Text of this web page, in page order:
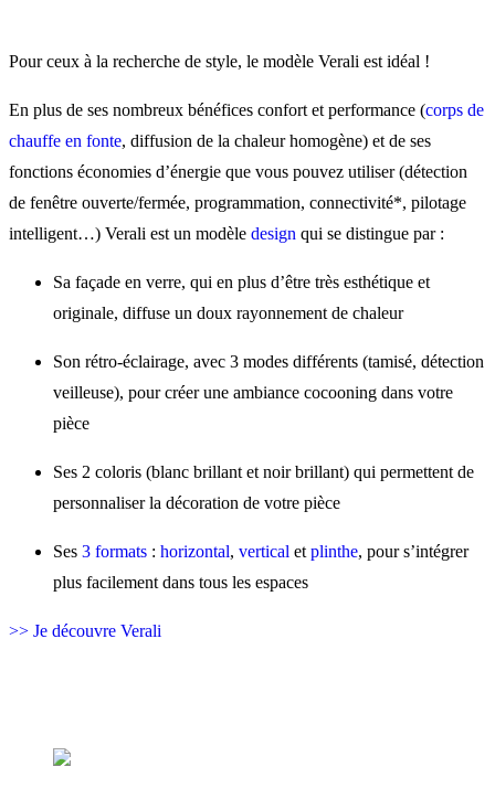
Pour ceux à la recherche de style, le modèle Verali est idéal !
En plus de ses nombreux bénéfices confort et performance (corps de
chauffe en fonte, diffusion de la chaleur homogène) et de ses
fonctions économies d’énergie que vous pouvez utiliser (détection
de fenêtre ouverte/fermée, programmation, connectivité*, pilotage
intelligent…) Verali est un modèle design qui se distingue par :
Sa façade en verre, qui en plus d’être très esthétique et
originale, diffuse un doux rayonnement de chaleur
Son rétro-éclairage, avec 3 modes différents (tamisé, détection
veilleuse), pour créer une ambiance cocooning dans votre
pièce
Ses 2 coloris (blanc brillant et noir brillant) qui permettent de
personnaliser la décoration de votre pièce
Ses 3 formats : horizontal, vertical et plinthe, pour s’intégrer
plus facilement dans tous les espaces
>> Je découvre Verali